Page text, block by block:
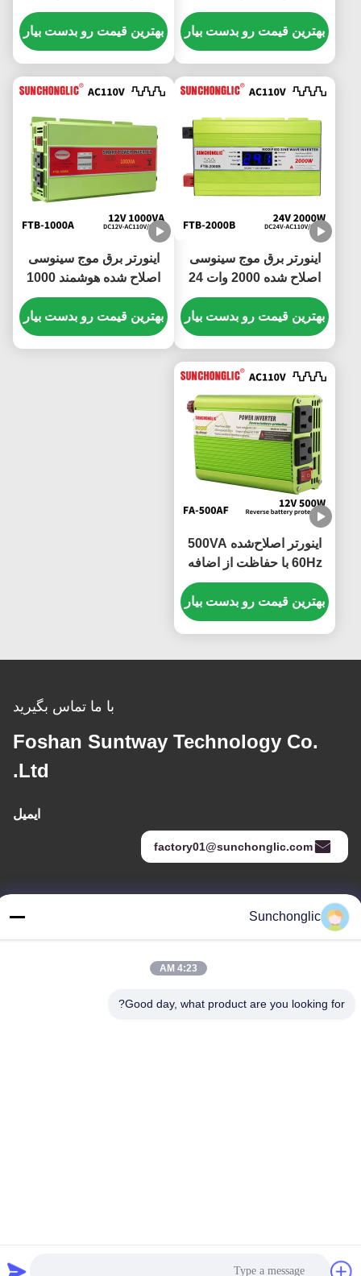
110 ولت AC غیر شبکه ای
بهترین قیمت رو بدست بیار
شارژ USB داخلی و حفاظت
چندگانه برای استفاده از
شبکه
بهترین قیمت رو بدست بیار
اینورتر برق موج سینوسی
اصلاح شده 2000 وات 24
ولت به 110 ولت با فن
تنظیم سرعت هوشمند
بهترین قیمت رو بدست بیار
اینورتر برق موج سینوسی
اصلاح شده هوشمند 1000
وات، 12 ولت DC به 110
ولت AC، 60 هرتز، اینورتر
خارج از شبکه
بهترین قیمت رو بدست بیار
اینورتر اصلاح‌شده 500VA
60Hz با حفاظت از اضافه
بار، اینورتر برق 12VDC به
110VAC
بهترین قیمت رو بدست بیار
با ما تماس بگیرید
Foshan Suntway Technology Co.
Ltd.
ایمیل
factory01@sunchonglic.com
آدرس
Sunchonglic
4:23 AM
Good day, what product are you looking for?